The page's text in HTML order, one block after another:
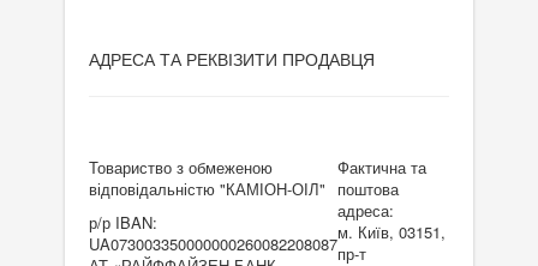
АДРЕСА ТА РЕКВІЗИТИ ПРОДАВЦЯ
Товариство з обмеженою
відповідальністю "КАМІОН-ОІЛ"
р/р IBAN:
UA073003350000000260082208087
Фактична та
поштова
адреса:
м. Київ, 03151,
пр-т